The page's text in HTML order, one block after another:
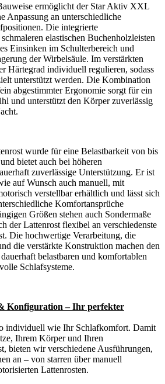
ermöglicht der Star Aktiv XXL
Anpassung an unterschiedliche
Die integrierte
elastischen Buchenholzleisten
Einsinken im Schulterbereich und
der Wirbelsäule. Im verstärkten
Härtegrad individuell regulieren, sodass
unterstützt werden. Die Kombination
abgestimmter Ergonomie sorgt für ein
und unterstützt den Körper zuverlässig
wurde für eine Belastbarkeit von bis
bietet auch bei höheren
zuverlässige Unterstützung. Er ist
auf Wunsch auch manuell, mit
verstellbar erhältlich und lässt sich
Komfortansprüche
Größen stehen auch Sondermaße
der Lattenrost flexibel an verschiedenste
Die hochwertige Verarbeitung, die
die verstärkte Konstruktion machen den
belastbaren und komfortablen
Schlafsysteme.
Konfiguration – Ihr perfekter
individuell wie Ihr Schlafkomfort. Damit
Ihrem Körper und Ihren
bieten wir verschiedene Ausführungen,
an – von starren über manuell
Lattenrosten.